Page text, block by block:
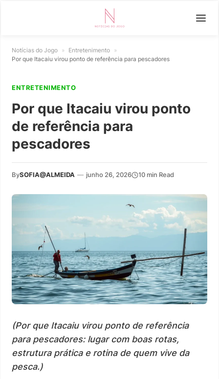
Notícias do Jogo » Entretenimento »
Por que Itacaiu virou ponto de referência para pescadores
ENTRETENIMENTO
Por que Itacaiu virou ponto
de referência para
pescadores
BySOFIA@ALMEIDA — junho 26, 2026 10 min Read
(Por que Itacaiu virou ponto de referência
para pescadores: lugar com boas rotas,
estrutura prática e rotina de quem vive da
pesca.)